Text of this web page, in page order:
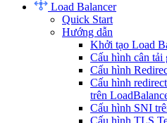
Load Balancer
Quick Start
Hướng dẫn
Khởi tạo Load
Cấu hình cân tải
Cấu hình
Cấu hình
trên
Cấu hình SNI
Cấu hình TLS